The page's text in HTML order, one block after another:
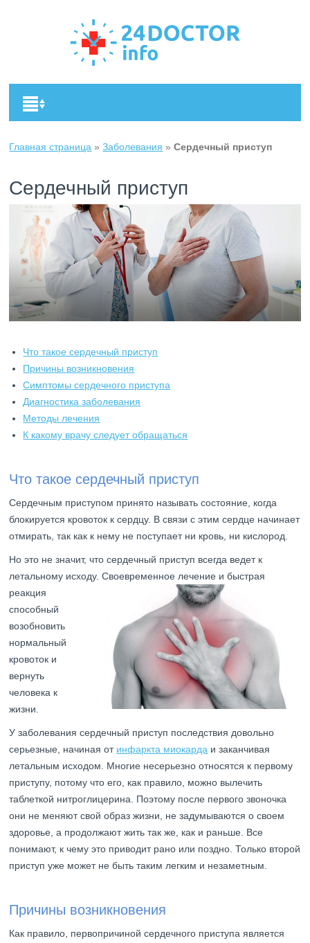
Главная страница »Заболевания »Сердечный приступ
Сердечный приступ
Что такое сердечный приступ
Причины возникновения
Симптомы сердечного приступа
Диагностика заболевания
Методы лечения
К какому врачу следует обращаться
Что такое сердечный приступ
Сердечным приступом принято называть состояние, когда
блокируется кровоток к сердцу. В связи с этим сердце начинает
отмирать, так как к нему не поступает ни кровь, ни кислород.
Но это не значит, что сердечный приступ всегда ведет к
летальному исходу. Своевременное лечение и быстрая
реакция
способный
возобновить
нормальный
кровоток и
вернуть
человека к
жизни.
У заболевания сердечный приступ последствия довольно
серьезные, начиная от инфаркта миокарда и заканчивая
летальным исходом. Многие несерьезно относятся к первому
приступу, потому что его, как правило, можно вылечить
таблеткой нитроглицерина. Поэтому после первого звоночка
они не меняют свой образ жизни, не задумываются о своем
здоровье, а продолжают жить так же, как и раньше. Все
понимают, к чему это приводит рано или поздно. Только второй
приступ уже может не быть таким легким и незаметным.
Причины возникновения
Как правило, первопричиной сердечного приступа является